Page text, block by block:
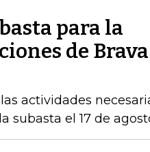
para la
de Brava
actividades
subasta el 17 de